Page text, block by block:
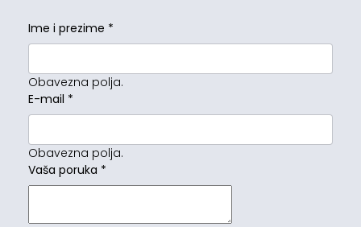
Ime i prezime *
Obavezna polja.
E-mail *
Obavezna polja.
Vaša poruka *